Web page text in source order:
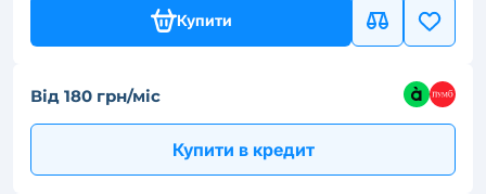
Купити
Від 180 грн/міс
Купити в кредит